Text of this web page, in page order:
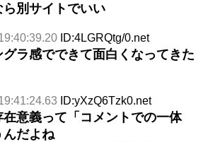
別サイトでいい
ID:4LGRQtg/0.net
ラ感でできて面白くなってきた
ID:yXzQ6Tzk0.net
意義って「コメントでの一体
んだよね